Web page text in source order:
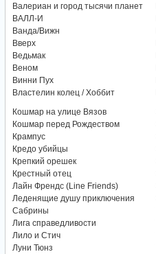
Валериан и город тысячи планет
ВАЛЛ-И
Ванда/Вижн
Вверх
Ведьмак
Веном
Винни Пух
Властелин колец / Хоббит
Кошмар на улице Вязов
Кошмар перед Рождеством
Крампус
Кредо убийцы
Крепкий орешек
Крестный отец
Лайн Френдс (Line Friends)
Леденящие душу приключения
Сабрины
Лига справедливости
Лило и Стич
Луни Тюнз